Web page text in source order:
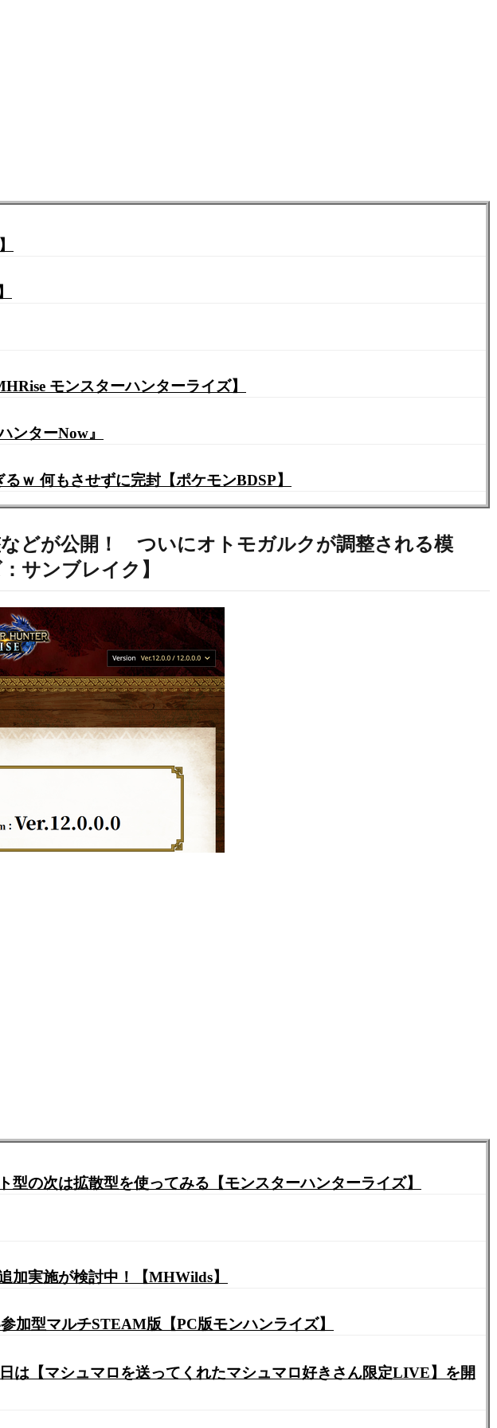
モンスターハンターライズ】
ンターNow』
ｗ 何もさせずに完封【ポケモンBDSP】
などが公開！ ついにオトモガルクが調整される模
サンブレイク】
の次は拡散型を使ってみる【モンスターハンターライズ】
加実施が検討中！【MHWilds】
加型マルチSTEAM版【PC版モンハンライズ】
は【マシュマロを送ってくれたマシュマロ好きさん限定LIVE】を開